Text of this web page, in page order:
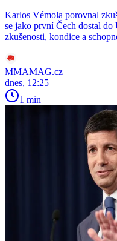
Karlos Vémola porovnal
se jako první Čech dostal
zkušenosti, kondice a
MMAMAG.cz
dnes, 12:25
1 min